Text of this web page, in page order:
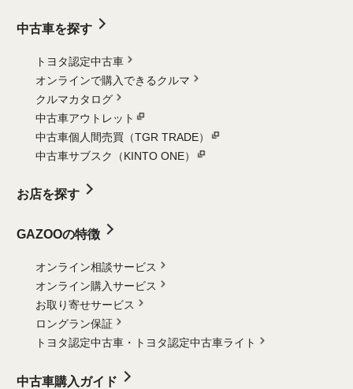
中古車を探す
トヨタ認定中古車
オンラインで購入できるクルマ
クルマカタログ
中古車アウトレット
中古車個人間売買（TGR TRADE）
中古車サブスク（KINTO ONE）
お店を探す
GAZOOの特徴
オンライン相談サービス
オンライン購入サービス
お取り寄せサービス
ロングラン保証
トヨタ認定中古車・
トヨタ認定中古車ライト
中古車購入ガイド